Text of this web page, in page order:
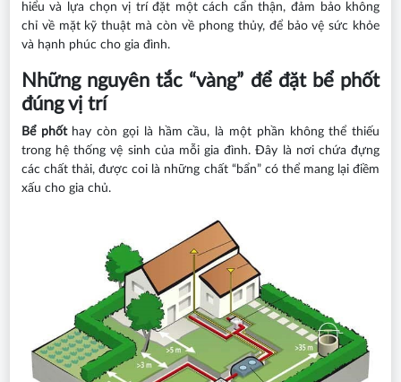
hiểu và lựa chọn vị trí đặt một cách cẩn thận, đảm bảo không
chỉ về mặt kỹ thuật mà còn về phong thủy, để bảo vệ sức khỏe
và hạnh phúc cho gia đình.
Những nguyên tắc “vàng” để đặt bể phốt
đúng vị trí
Bể phốthay còn gọi là hầm cầu, là một phần không thể thiếu
trong hệ thống vệ sinh của mỗi gia đình. Đây là nơi chứa đựng
các chất thải, được coi là những chất “bẩn” có thể mang lại điềm
xấu cho gia chủ.